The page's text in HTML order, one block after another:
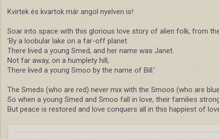
Kvirtek és kvartok már angol nyelven is!
Soar into space with this glorious love story of alien folk, from
'By a loobular lake on a far-off planet
There lived a young Smed, and her name was Janet.
Not far away, on a humplety hill,
There lived a young Smoo by the name of Bill.'
The Smeds (who are red) never mix with the Smoos (who are
So when a young Smed and Smoo fall in love, their families
But peace is restored and love conquers all in this happiest of